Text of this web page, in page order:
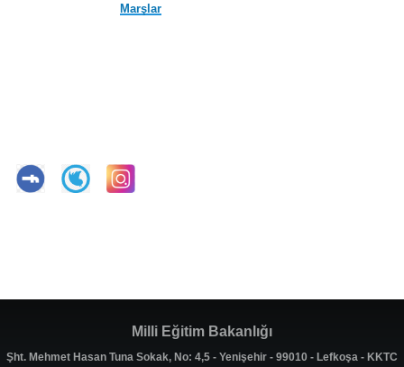
Marşlar
Milli Eğitim Bakanlığı
Şht. Mehmet Hasan Tuna Sokak, No: 4,5 - Yenişehir - 99010 - Lefkoşa - KKTC